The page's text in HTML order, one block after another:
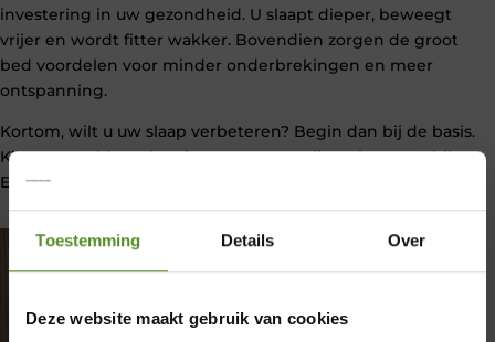
Toestemming Details Over
Deze website maakt gebruik van cookies
investering in uw gezondheid. U slaapt dieper, beweegt
vrijer en wordt fitter wakker. Bovendien zorgen de groot
bed voordelen voor minder onderbrekingen en meer
ontspanning.
Kortom, wilt u uw slaap verbeteren? Begin dan bij de basis.
Kies voor voldoende ruimte en ervaar direct het verschil.
Een groter bed betekent simpelweg beter slapen.